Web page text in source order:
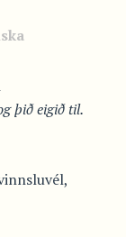
þið eigið til.